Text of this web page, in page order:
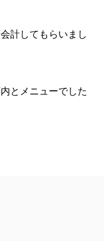
計してもらいまし
とメニューでした